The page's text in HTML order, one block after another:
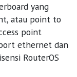
yang
atau point to
point
ethernet dan
RouterOS